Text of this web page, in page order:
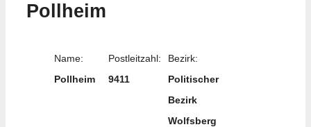
Pollheim
Name:
Pollheim
Postleitzahl:
9411
Bezirk:
Politischer
Bezirk
Wolfsberg